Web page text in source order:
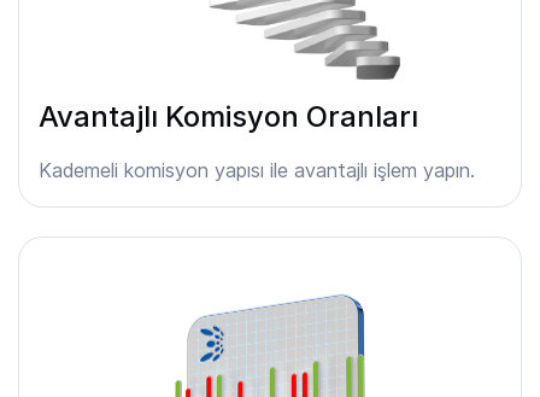
Avantajlı Komisyon Oranları
Kademeli komisyon yapısı ile avantajlı işlem yapın.